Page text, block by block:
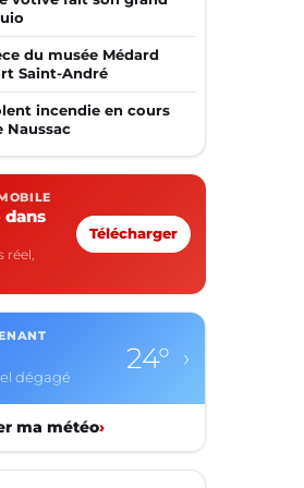
du musée Médard
Saint-André
incendie en cours
Naussac
réel,
Télécharger
dégagé
24° ›
ma météo›